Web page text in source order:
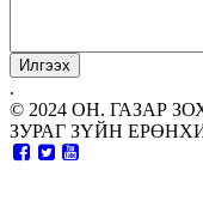
.
© 2024 ОН. ГАЗАР
ЗУРАГ ЗҮЙН